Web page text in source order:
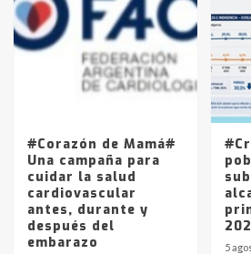
4
joven de Trenque
Los precios de los
La Pampa, desde
entre 857 a 1338
#Corazón de Mamá#
Una campaña para
cuidar la salud
cardiovascular
antes, durante y
después del
embarazo
5